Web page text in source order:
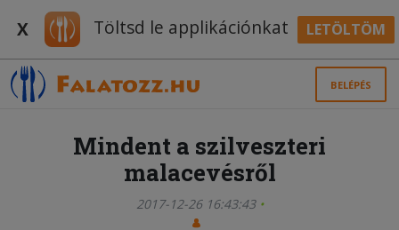
X Töltsd le applikációnkat LETÖLTÖM
BELÉPÉS
Mindent a szilveszteri
malacevésről
2017-12-26 16:43:43